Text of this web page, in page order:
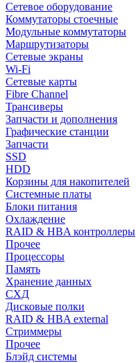
Сетевое оборудование
Коммутаторы стоечные
Модульные коммутаторы
Маршрутизаторы
Сетевые экраны
Wi-Fi
Сетевые карты
Fibre Channel
Трансиверы
Запчасти и дополнения
Графические станции
Запчасти
SSD
HDD
Корзины для накопителей
Системные платы
Блоки питания
Охлаждение
RAID & HBA контроллеры
Прочее
Процессоры
Память
Хранение данных
СХД
Дисковые полки
RAID & HBA external
Стриммеры
Прочее
Блэйд системы